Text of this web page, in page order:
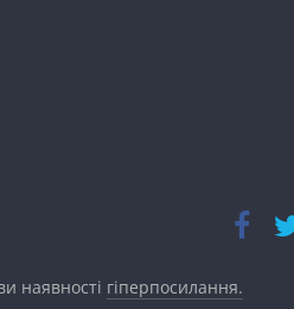
наявності гіперпосилання.